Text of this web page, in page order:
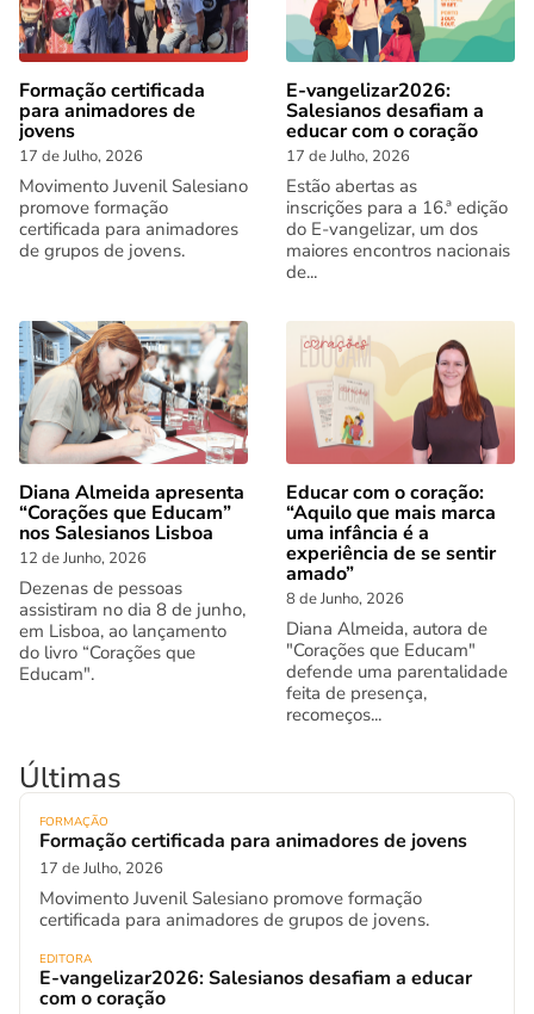
Formação certificada
para animadores de
jovens
17 de Julho, 2026
Movimento Juvenil Salesiano
promove formação
certificada para animadores
de grupos de jovens.
E-vangelizar2026:
Salesianos desafiam a
educar com o coração
17 de Julho, 2026
Estão abertas as
inscrições para a 16.ª edição
do E-vangelizar, um dos
maiores encontros nacionais
de...
Diana Almeida apresenta
“Corações que Educam”
nos Salesianos Lisboa
12 de Junho, 2026
Dezenas de pessoas
assistiram no dia 8 de junho,
em Lisboa, ao lançamento
do livro “Corações que
Educam".
Educar com o coração:
“Aquilo que mais marca
uma infância é a
experiência de se sentir
amado”
8 de Junho, 2026
Diana Almeida, autora de
"Corações que Educam"
defende uma parentalidade
feita de presença,
recomeços...
Últimas
FORMAÇÃO
Formação certificada para animadores de jovens
17 de Julho, 2026
Movimento Juvenil Salesiano promove formação
certificada para animadores de grupos de jovens.
EDITORA
E-vangelizar2026: Salesianos desafiam a educar
com o coração